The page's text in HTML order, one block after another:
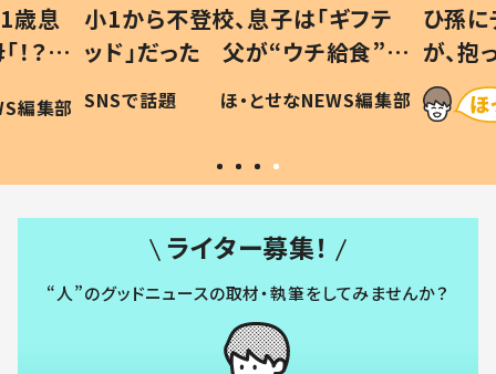
歳息
？」
編集部
小1から不登校、息子は「ギフテ
ッド」だった 父が“ウチ給食”を
作り続ける理由とは #令和の親
#令和の子
SNSで話題 ほ・とせなNEWS編集部
ひ孫
が、
「涙が
い」
ライター募集！
“人”のグッドニュースの取材・執筆をしてみませんか？